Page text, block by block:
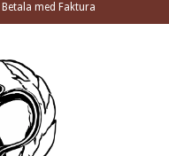
Betala med Faktura